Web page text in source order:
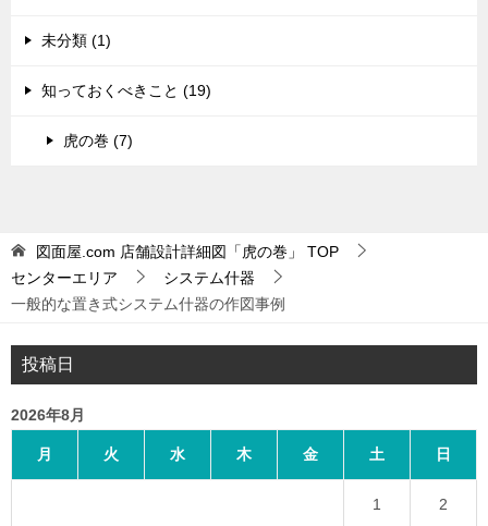
未分類 (1)
知っておくべきこと (19)
虎の巻 (7)
図面屋.com 店舗設計詳細図「虎の巻」
TOP
センターエリア
システム什器
一般的な置き式システム什器の作図事例
投稿日
2026年8月
月 火 水 木 金 土 日
1 2